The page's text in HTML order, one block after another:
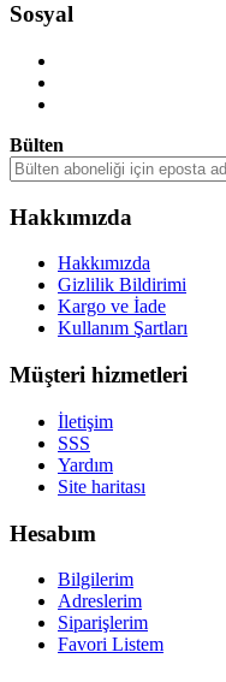
Sosyal
Bülten
Hakkımızda
Hakkımızda
Gizlilik Bildirimi
Kargo ve İade
Kullanım Şartları
Müşteri hizmetleri
İletişim
SSS
Yardım
Site haritası
Hesabım
Bilgilerim
Adreslerim
Siparişlerim
Favori Listem